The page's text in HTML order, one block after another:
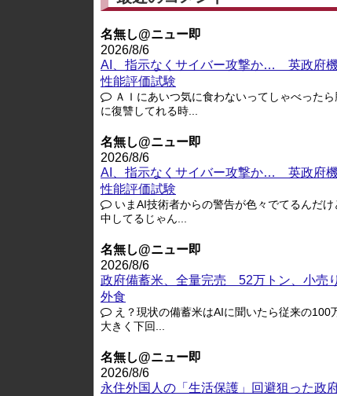
名無し@ニュー即
2026/8/6
AI、指示なくサイバー攻撃か… 英政府
性能評価試験
ＡＩにあいつ気に食わないってしゃべった
に復讐してれる時...
名無し@ニュー即
2026/8/6
AI、指示なくサイバー攻撃か… 英政府
性能評価試験
いまAI技術者からの警告が色々でてるんだけ
中してるじゃん...
名無し@ニュー即
2026/8/6
政府備蓄米、全量完売 52万トン、小売
外食
え？現状の備蓄米はAIに聞いたら従来の100
大きく下回...
名無し@ニュー即
2026/8/6
永住外国人の「生活保護」回避狙った政